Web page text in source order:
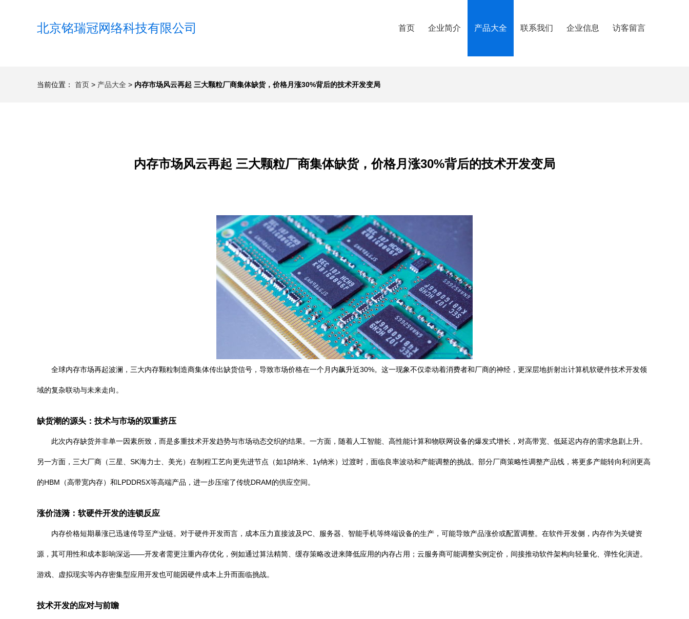
北京铭瑞冠网络科技有限公司 首页 企业简介 产品大全 联系我们 企业信息 访客留言
当前位置： 首页 > 产品大全 > 内存市场风云再起 三大颗粒厂商集体缺货，价格月涨30%背后的技术开发变局
内存市场风云再起 三大颗粒厂商集体缺货，价格月涨30%背后的技术开发变局
全球内存市场再起波澜，三大内存颗粒制造商集体传出缺货信号，导致市场价格在一个月内飙升近30%。这一现象不仅牵动着消费者和厂商的神经，更深层地折射出计算机软硬件技术开发领
域的复杂联动与未来走向。
缺货潮的源头：技术与市场的双重挤压
此次内存缺货并非单一因素所致，而是多重技术开发趋势与市场动态交织的结果。一方面，随着人工智能、高性能计算和物联网设备的爆发式增长，对高带宽、低延迟内存的需求急剧上升。
另一方面，三大厂商（三星、SK海力士、美光）在制程工艺向更先进节点（如1β纳米、1γ纳米）过渡时，面临良率波动和产能调整的挑战。部分厂商策略性调整产品线，将更多产能转向利润更高
的HBM（高带宽内存）和LPDDR5X等高端产品，进一步压缩了传统DRAM的供应空间。
涨价涟漪：软硬件开发的连锁反应
内存价格短期暴涨已迅速传导至产业链。对于硬件开发而言，成本压力直接波及PC、服务器、智能手机等终端设备的生产，可能导致产品涨价或配置调整。在软件开发侧，内存作为关键资
源，其可用性和成本影响深远——开发者需更注重内存优化，例如通过算法精简、缓存策略改进来降低应用的内存占用；云服务商可能调整实例定价，间接推动软件架构向轻量化、弹性化演进。
游戏、虚拟现实等内存密集型应用开发也可能因硬件成本上升而面临挑战。
技术开发的应对与前瞻